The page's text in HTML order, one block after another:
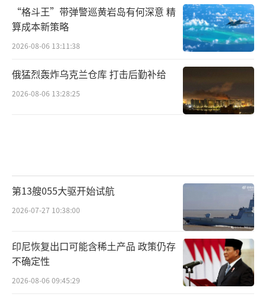
“格斗王”带弹警巡黄岩岛有何深意 精
算成本新策略
2026-08-06 13:11:38
俄猛烈轰炸乌克兰仓库 打击后勤补给
2026-08-06 13:28:25
第13艘055大驱开始试航
2026-07-27 10:38:00
印尼恢复出口可能含稀土产品 政策仍存
不确定性
2026-08-06 09:45:29